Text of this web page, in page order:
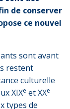
de conserver
ce nouvel
sont avant
restent
culturelle
XIXe et XXe
types de